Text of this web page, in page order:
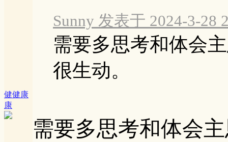
健健康
康
Sunny 发表于 2024-3-28
需要多思考和体会
很生动。
需要多思考和体会